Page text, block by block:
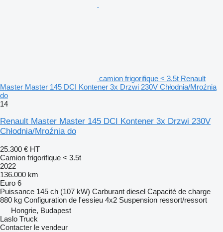
camion frigorifique < 3.5t Renault
Master Master 145 DCI Kontener 3x Drzwi 230V Chłodnia/Mroźnia
do
14
Renault Master Master 145 DCI Kontener 3x Drzwi 230V
Chłodnia/Mroźnia do
25.300 € HT
Camion frigorifique < 3.5t
2022
136.000 km
Euro 6
Puissance 145 ch (107 kW) Carburant diesel Capacité de charge
880 kg Configuration de l'essieu 4x2 Suspension ressort/ressort
Hongrie, Budapest
Laslo Truck
Contacter le vendeur